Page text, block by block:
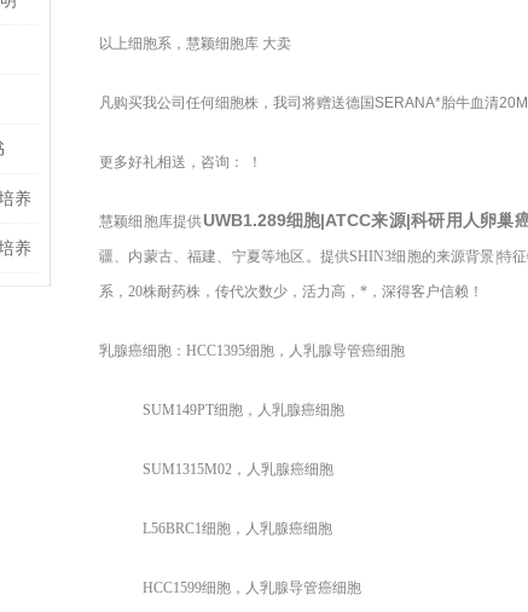
养
养
以上细胞系，慧颖细胞库 大卖
凡购买我公司任何细胞株，我司将赠送德国SERANA*胎牛血清
更多好礼相送，咨询： ！
慧颖细胞库提供UWB1.289细胞|ATCC来源|科研用人卵巢
疆、内蒙古、福建、宁夏等地区。提供SHIN3细胞的来源背景|特
系，20株耐药株，传代次数少，活力高，*，深得客户信赖！
乳腺癌细胞：HCC1395细胞，人乳腺导管癌细胞
SUM149PT细胞，人乳腺癌细胞
SUM1315M02 ，人乳腺癌细胞
L56BRC1细胞，人乳腺癌细胞
HCC1599细胞，人乳腺导管癌细胞